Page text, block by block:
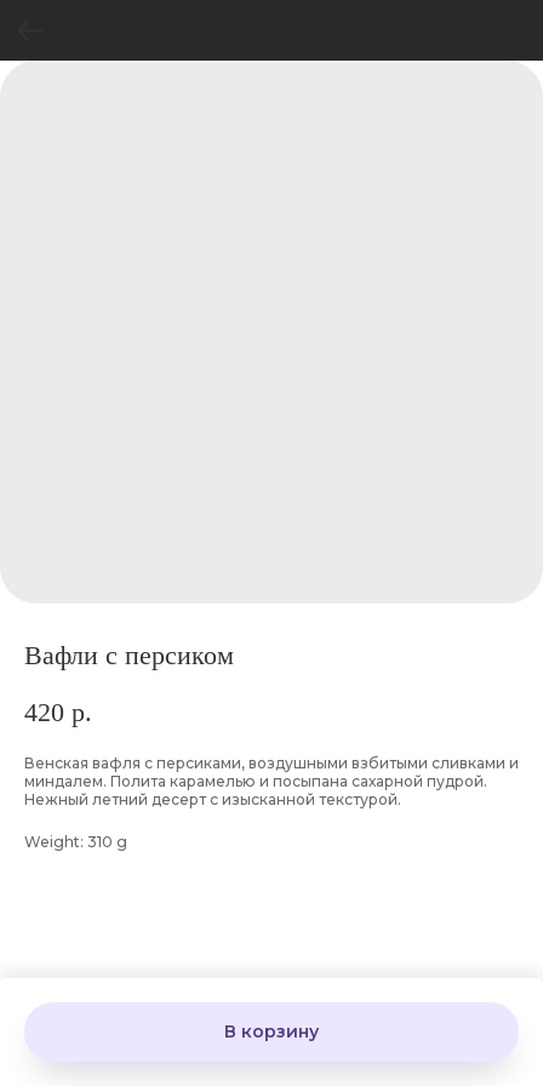
Вафли с персиком
420 р.
В корзину
Венская вафля с персиками, воздушными взбитыми сливками и
миндалем. Полита карамелью и посыпана сахарной пудрой.
Нежный летний десерт с изысканной текстурой.
Weight: 310 g